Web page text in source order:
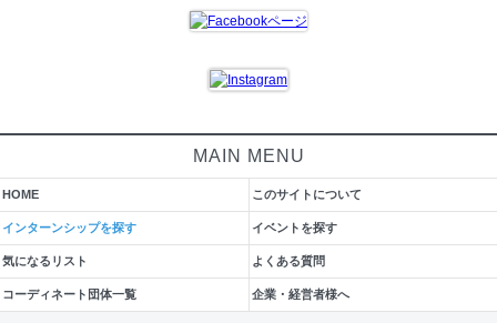
MAIN MENU
HOME このサイトについて
インターンシップを探す イベントを探す
気になるリスト よくある質問
コーディネート団体一覧 企業・経営者様へ